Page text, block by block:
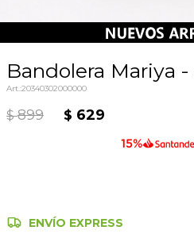
Bandolera Mariya
20340302000000
$ 899 $ 629
ENVÍO EXPRESS